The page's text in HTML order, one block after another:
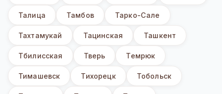
Талица Тамбов Тарко-Сале
Тахтамукай Тацинская Ташкент
Тбилисская Тверь Темрюк
Тимашевск Тихорецк Тобольск